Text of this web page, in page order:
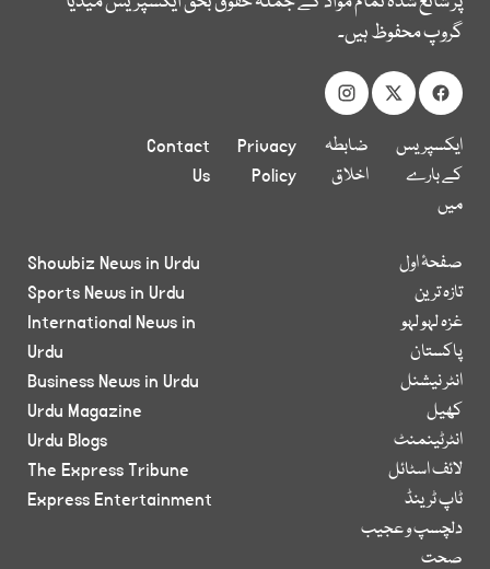
گروپ محفوظ ہیں۔
ایکسپریس
کے بارے
میں
ضابطہ
اخلاق
Privacy
Policy
Contact
Us
صفحۂ اول
تازہ ترین
غزہ لہو لہو
پاکستان
انٹر نیشنل
کھیل
انٹرٹینمنٹ
لائف اسٹائل
ٹاپ ٹرینڈ
دلچسپ و عجیب
صحت
Showbiz News in Urdu
Sports News in Urdu
International News in
Urdu
Business News in Urdu
Urdu Magazine
Urdu Blogs
The Express Tribune
Express Entertainment